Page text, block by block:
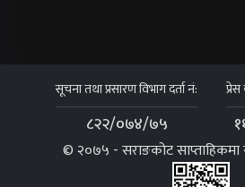
सूचना तथा प्रसारण विभाग दर्ता नं:
८२२/०७४/७५
© २०७५ - सराङकोट साप्ताहिकमा